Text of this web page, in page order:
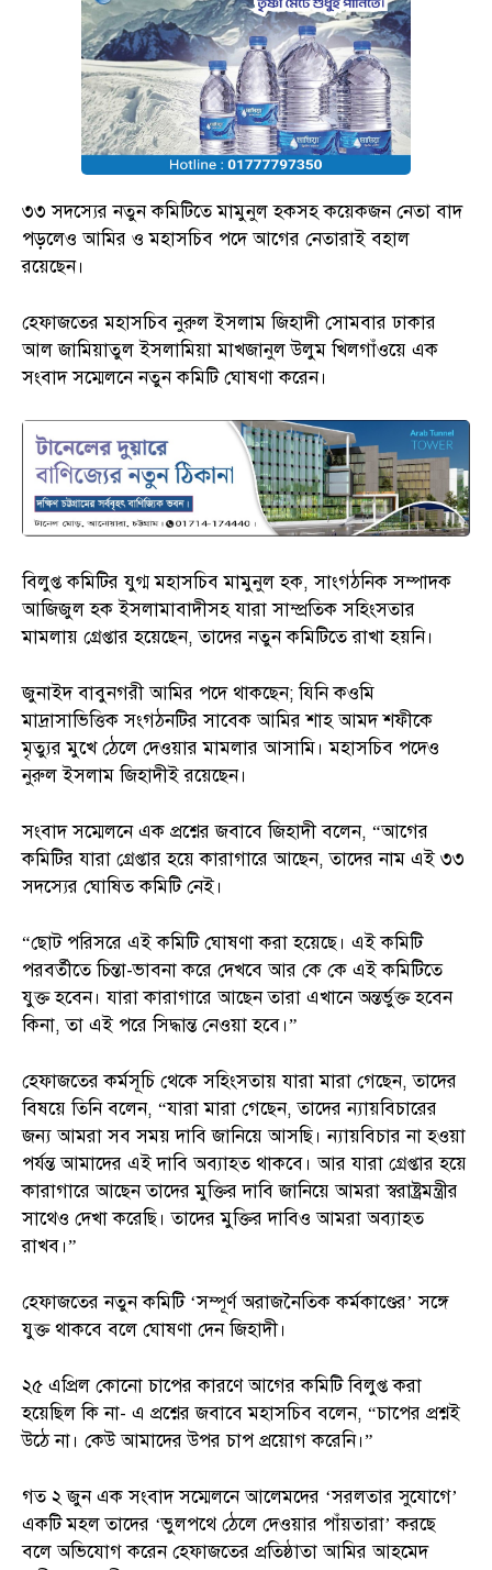
৩৩ সদস্যের নতুন কমিটিতে মামুনুল হকসহ কয়েকজন নেতা বাদ
পড়লেও আমির ও মহাসচিব পদে আগের নেতারাই বহাল
রয়েছেন।
হেফাজতের মহাসচিব নুরুল ইসলাম জিহাদী সোমবার ঢাকার
আল জামিয়াতুল ইসলামিয়া মাখজানুল উলুম খিলগাঁওয়ে এক
সংবাদ সম্মেলনে নতুন কমিটি ঘোষণা করেন।
বিলুপ্ত কমিটির যুগ্ম মহাসচিব মামুনুল হক, সাংগঠনিক সম্পাদক
আজিজুল হক ইসলামাবাদীসহ যারা সাম্প্রতিক সহিংসতার
মামলায় গ্রেপ্তার হয়েছেন, তাদের নতুন কমিটিতে রাখা হয়নি।
জুনাইদ বাবুনগরী আমির পদে থাকছেন; যিনি কওমি
মাদ্রাসাভিত্তিক সংগঠনটির সাবেক আমির শাহ আমদ শফীকে
মৃত্যুর মুখে ঠেলে দেওয়ার মামলার আসামি। মহাসচিব পদেও
নুরুল ইসলাম জিহাদীই রয়েছেন।
সংবাদ সম্মেলনে এক প্রশ্নের জবাবে জিহাদী বলেন, “আগের
কমিটির যারা গ্রেপ্তার হয়ে কারাগারে আছেন, তাদের নাম এই ৩৩
সদস্যের ঘোষিত কমিটি নেই।
“ছোট পরিসরে এই কমিটি ঘোষণা করা হয়েছে। এই কমিটি
পরবর্তীতে চিন্তা-ভাবনা করে দেখবে আর কে কে এই কমিটিতে
যুক্ত হবেন। যারা কারাগারে আছেন তারা এখানে অন্তর্ভুক্ত হবেন
কিনা, তা এই পরে সিদ্ধান্ত নেওয়া হবে।”
হেফাজতের কর্মসূচি থেকে সহিংসতায় যারা মারা গেছেন, তাদের
বিষয়ে তিনি বলেন, “যারা মারা গেছেন, তাদের ন্যায়বিচারের
জন্য আমরা সব সময় দাবি জানিয়ে আসছি। ন্যায়বিচার না হওয়া
পর্যন্ত আমাদের এই দাবি অব্যাহত থাকবে। আর যারা গ্রেপ্তার হয়ে
কারাগারে আছেন তাদের মুক্তির দাবি জানিয়ে আমরা স্বরাষ্ট্রমন্ত্রীর
সাথেও দেখা করেছি। তাদের মুক্তির দাবিও আমরা অব্যাহত
রাখব।”
হেফাজতের নতুন কমিটি ‘সম্পূর্ণ অরাজনৈতিক কর্মকাণ্ডের’ সঙ্গে
যুক্ত থাকবে বলে ঘোষণা দেন জিহাদী।
২৫ এপ্রিল কোনো চাপের কারণে আগের কমিটি বিলুপ্ত করা
হয়েছিল কি না- এ প্রশ্নের জবাবে মহাসচিব বলেন, “চাপের প্রশ্নই
উঠে না। কেউ আমাদের উপর চাপ প্রয়োগ করেনি।”
গত ২ জুন এক সংবাদ সম্মেলনে আলেমদের ‘সরলতার সুযোগে’
একটি মহল তাদের ‘ভুলপথে ঠেলে দেওয়ার পাঁয়তারা’ করছে
বলে অভিযোগ করেন হেফাজতের প্রতিষ্ঠাতা আমির আহমেদ